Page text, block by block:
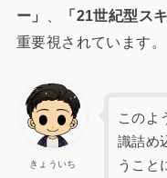
ー」
「21世紀型スキ
重要視されています。
きょういち
このよ
識詰め
うこと